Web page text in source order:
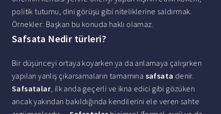
politik tutumu, dini görüşü gibi niteliklerine saldırmak.
Örnekler: Başkan bu konuda haklı olamaz.
Safsata Nedir türleri?
Bir düşünceyi ortaya koyarken ya da anlamaya çalışırken
yapılan yanlış çıkarsamaların tamamına safsata denir.
Safsatalar, ilk anda geçerli ve ikna edici gibi gözüken
ancak yakından bakıldığında kendilerini ele veren sahte